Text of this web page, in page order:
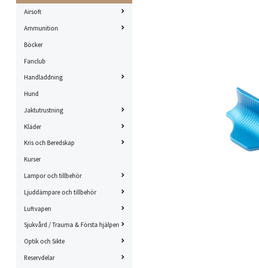
Airsoft
Ammunition
Böcker
Fanclub
Handladdning
Hund
Jaktutrustning
Kläder
Kris och Beredskap
Kurser
Lampor och tillbehör
Ljuddämpare och tillbehör
Luftvapen
Sjukvård / Trauma & Första hjälpen
Optik och Sikte
Reservdelar